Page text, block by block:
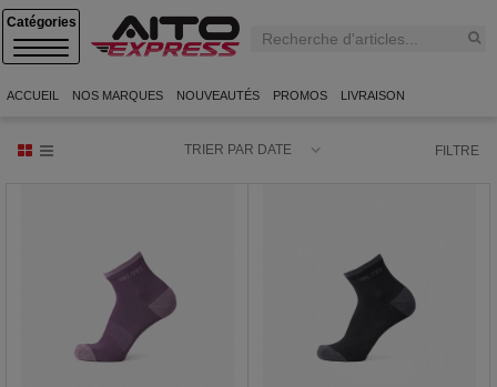
C
T
G
ACCUEIL NOS MARQUES NOUVEAUTÉS PROMOS LIVRAISON
TRIER PAR DATE FILTRE